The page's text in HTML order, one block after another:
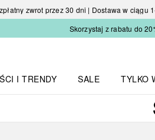
zwrot przez 30 dni | Dostawa w ciągu
Skorzystaj z rabatu do
I TRENDY
SALE
TYLKO